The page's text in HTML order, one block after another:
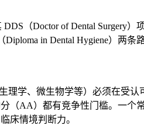
（Doctor of Dental Surgery
in Dental Hygiene）两条路
学、微生物学等）必须在受
AA）都有竞争性门槛。一个
床情境判断力。